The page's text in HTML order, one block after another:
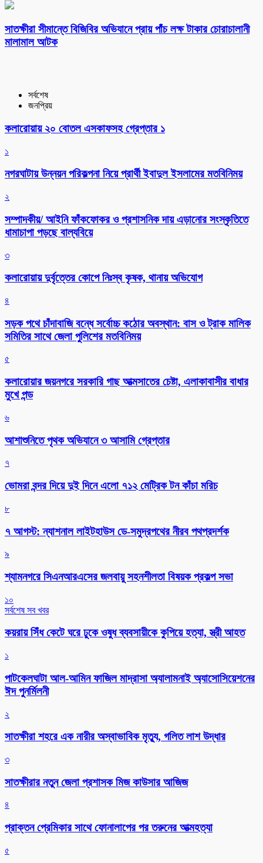
সাতক্ষীরা সীমান্তে বিজিবির অভিযানে প্রায় পাঁচ লক্ষ টাকার চোরাচালানী
মালামাল আটক
সর্বশেষ
জনপ্রিয়
কলারোয়ায় ২০ বোতল এসকাফসহ গ্রেপ্তার ১
১
নগরঘাটায় উন্নয়ন পরিকল্পনা নিয়ে প্রার্থী ইবাদুল ইসলামের মতবিনিময়
২
সম্পাদকীয়/ আইনি ফাঁকফোকর ও প্রশাসনিক দায় এড়ানোর সংস্কৃতিতে
ধামাচাপা পড়ছে বাল্যবিয়ে
৩
কলারোয়ায় দুর্বৃত্তের কোপে নিঃস্ব কৃষক, থানায় অভিযোগ
৪
সড়ক পথে চাঁদাবাজি বন্ধে সর্বোচ্চ কঠোর অবস্থান: বাস ও ট্রাক মালিক
সমিতির সাথে জেলা পুলিশের মতবিনিময়
৫
কলারোয়ার জয়নগরে সরকারি গাছ আত্মসাতের চেষ্টা, এলাকাবাসীর বাধার
মুখে পন্ড
৬
আশাশুনিতে পৃথক অভিযানে ৩ আসামি গ্রেপ্তার
৭
ভোমরা বন্দর দিয়ে দুই দিনে এলো ৭১২ মেট্রিক টন কাঁচা মরিচ
৮
৭ আগস্ট: ন্যাশনাল লাইটহাউস ডে-সমুদ্রপথের নীরব পথপ্রদর্শক
৯
শ্যামনগরে সিএনআরএসের জলবায়ু সহনশীলতা বিষয়ক প্রকল্প সভা
১০
সর্বশেষ সব খবর
কয়রায় সিঁধ কেটে ঘরে ঢুকে ওষুধ ব্যবসায়ীকে কুপিয়ে হত্যা, স্ত্রী আহত
১
পাটকেলঘাটা আল-আমিন ফাজিল মাদ্রাসা অ্যালামনাই অ্যাসোসিয়েশনের
ঈদ পুনর্মিলনী
২
সাতক্ষীরা শহরে এক নারীর অস্বাভাবিক মৃত্যু, গলিত লাশ উদ্ধার
৩
সাতক্ষীরার নতুন জেলা প্রশাসক মিজ কাউসার আজিজ
৪
প্রাক্তন প্রেমিকার সাথে ফোনালাপের পর তরুনের আত্মহত্যা
৫